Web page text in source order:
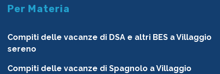
Per Materia
Compiti delle vacanze di DSA e altri BES a Villaggio
sereno
Compiti delle vacanze di Spagnolo a Villaggio